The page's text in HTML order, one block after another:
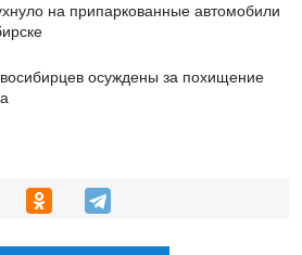
на припаркованные автомобили
осуждены за похищение